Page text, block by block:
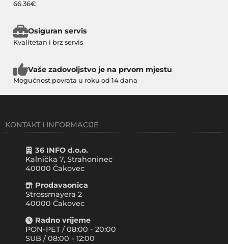
66.36€
Osiguran servis
Kvalitetan i brz servis
Vaše zadovoljstvo je na prvom mjestu
Mogućnost povrata u roku od 14 dana
KONTAKT I INFORMACIJE
36 INFO d.o.o.
Kalnička 7, Strahoninec
40000 Čakovec
Prodavaonica
Strossmayera 2
40000 Čakovec
Radno vrijeme
PON-PET / 08:00 - 20:00
SUB / 08:00 - 12:00